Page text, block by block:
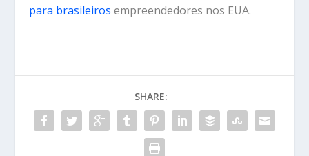
para brasileiros empreendedores nos EUA.
SHARE: